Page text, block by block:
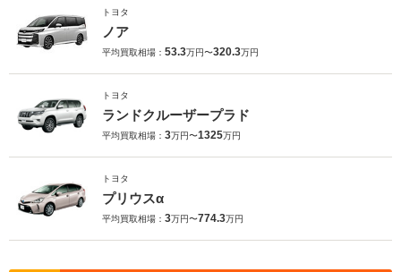
トヨタ
ノア
平均買取相場： 53.3万円〜320.3万円
トヨタ
ランドクルーザープラド
平均買取相場： 3万円〜1325万円
トヨタ
プリウスα
平均買取相場： 3万円〜774.3万円